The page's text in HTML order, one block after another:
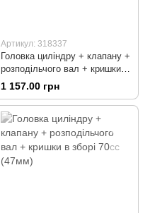
Артикул: 318337
Головка циліндру + клапану +
розподільчого вал + кришки в
зборі 70сс (47мм)
1 157.00 грн